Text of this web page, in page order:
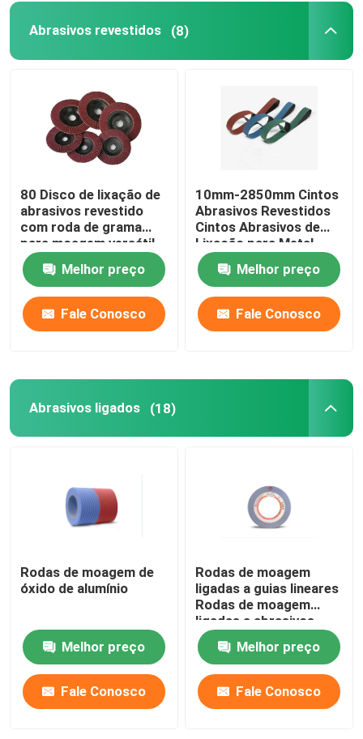
Ferramentas electropladas
Peças sobressalentes de rolamento
Esparguete de diamantes
Diamante cristalino único
Instrumentos de medição de precisão
Nitruração no banho de sal
Abrasivos revestidos (8)
80 Disco de lixação de
abrasivos revestido
com roda de grama
para moagem versátil
Melhor preço
Fale Conosco
10mm-2850mm Cintos
Abrasivos Revestidos
Cintos Abrasivos de
Lixação para Metal
Melhor preço
Fale Conosco
Abrasivos ligados (18)
Rodas de moagem de
óxido de alumínio
Melhor preço
Fale Conosco
Rodas de moagem
ligadas a guias lineares
Rodas de moagem
ligadas a abrasivos
cinza
Melhor preço
Fale Conosco